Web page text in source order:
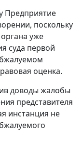
Предприятие
поскольку
уже
суда первой
оценка.
доводы жалобы
представителя
инстанция не